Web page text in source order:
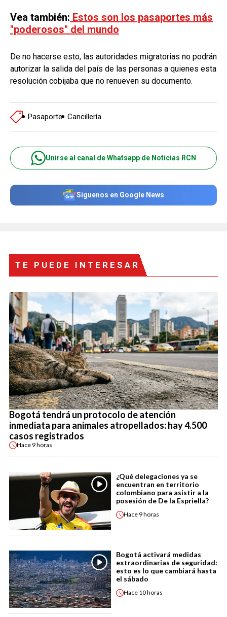
Vea también: Estos son los pasaportes más
"poderosos" del mundo
De no hacerse esto, las autoridades migratorias no podrán
autorizar la salida del país de las personas a quienes esta
resolución cobijaba que no renueven su documento.
Pasaporte Cancillería
Unirse al canal de Whatsapp de Noticias RCN
Síguenos en Google News
TE PUEDE INTERESAR
Bogotá tendrá un protocolo de atención
inmediata para animales atropellados: hay 4.500
casos registrados
Hace 9 horas
¿Qué delegaciones ya se
encuentran en territorio
colombiano para asistir a la
posesión de De la Espriella?
Hace 9 horas
Bogotá activará medidas
extraordinarias de seguridad:
esto es lo que cambiará hasta
el sábado
Hace 10 horas